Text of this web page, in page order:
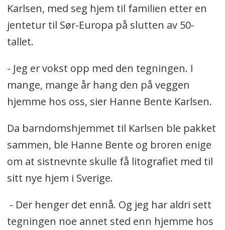
Karlsen, med seg hjem til familien etter en
jentetur til Sør-Europa på slutten av 50-
tallet.
- Jeg er vokst opp med den tegningen. I
mange, mange år hang den på veggen
hjemme hos oss, sier Hanne Bente Karlsen.
Da barndomshjemmet til Karlsen ble pakket
sammen, ble Hanne Bente og broren enige
om at sistnevnte skulle få litografiet med til
sitt nye hjem i Sverige.
- Der henger det ennå. Og jeg har aldri sett
tegningen noe annet sted enn hjemme hos